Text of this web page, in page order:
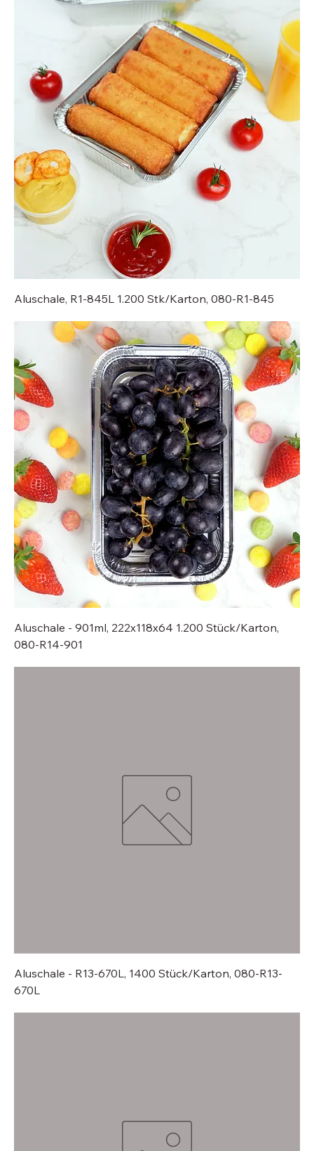
Aluschale, R1-845L 1.200 Stk/Karton, 080-R1-845
Aluschale - 901ml, 222x118x64 1.200 Stück/Karton,
080-R14-901
Aluschale - R13-670L, 1400 Stück/Karton, 080-R13-
670L